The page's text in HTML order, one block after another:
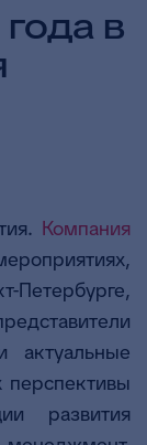
в
Компания
актуальные
развития